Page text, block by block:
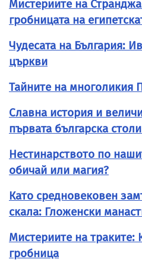
Мистериите на
гробницата на
Чудесата на България:
църкви
Тайните на многоликия
Славна история и
първата българска
Нестинарството по
обичай или магия?
Като средновековен
скала: Гложенски
Мистериите на траките:
гробница